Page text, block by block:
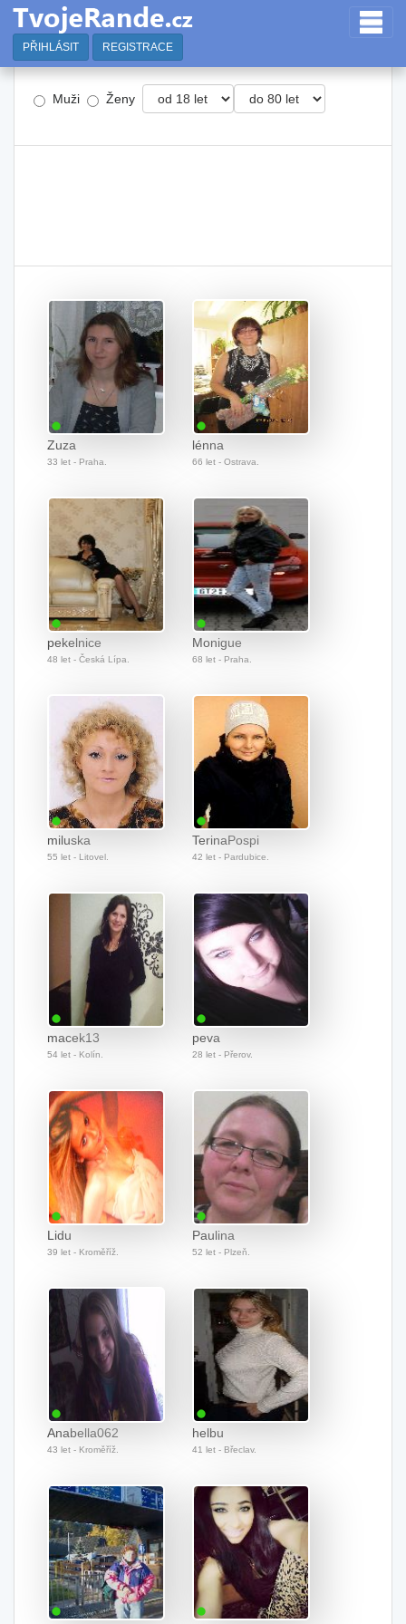
PŘIHLÁSIT REGISTRACE
Muži Ženy
Zuza
33 let - Praha.
lénna
66 let - Ostrava.
pekelnice
48 let - Česká Lípa.
Monigue
68 let - Praha.
miluska
55 let - Litovel.
TerinaPospi
42 let - Pardubice.
macek13
54 let - Kolín.
peva
28 let - Přerov.
Lidu
39 let - Kroměříž.
Paulina
52 let - Plzeň.
Anabella062
43 let - Kroměříž.
helbu
41 let - Břeclav.